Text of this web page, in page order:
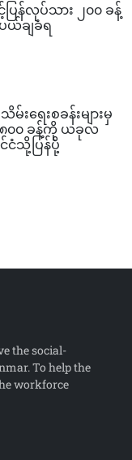
ြန်လုပ်သား ၂၀၀ ခန့်
ယ်ချခံရ
းရေးစခန်းများမှ
၈၀၀ ခန့်ကို ယခုလ
ငံသို့ပြန်ပို့
the social-
To help the
workforce